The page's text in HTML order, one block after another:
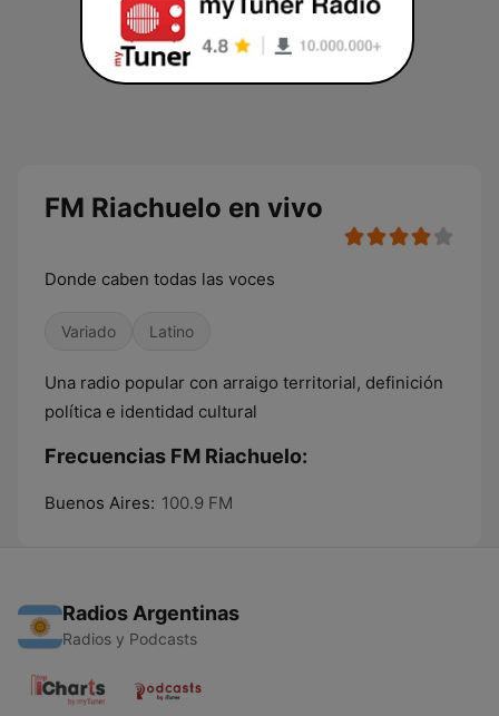
FM Riachuelo en vivo
Donde caben todas las voces
Variado Latino
Una radio popular con arraigo territorial, definición
política e identidad cultural
Frecuencias FM Riachuelo:
Buenos Aires: 100.9 FM
Radios Argentinas
Radios y Podcasts